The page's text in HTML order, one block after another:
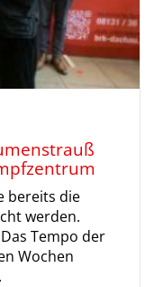
bereits die
werden.
Tempo der
Wochen